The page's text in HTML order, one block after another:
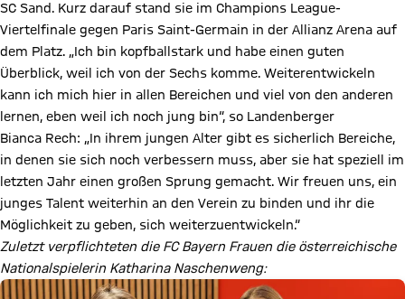
SC Sand. Kurz darauf stand sie im Champions League-
Viertelfinale gegen Paris Saint-Germain in der Allianz Arena auf
dem Platz. „Ich bin kopfballstark und habe einen guten
Überblick, weil ich von der Sechs komme. Weiterentwickeln
kann ich mich hier in allen Bereichen und viel von den anderen
lernen, eben weil ich noch jung bin“, so Landenberger
Bianca Rech: „In ihrem jungen Alter gibt es sicherlich Bereiche,
in denen sie sich noch verbessern muss, aber sie hat speziell im
letzten Jahr einen großen Sprung gemacht. Wir freuen uns, ein
junges Talent weiterhin an den Verein zu binden und ihr die
Möglichkeit zu geben, sich weiterzuentwickeln.“
Zuletzt verpflichteten die FC Bayern Frauen die österreichische
Nationalspielerin Katharina Naschenweng: